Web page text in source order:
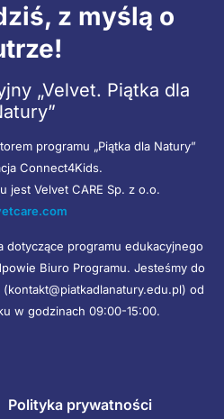
z myślą o
„Velvet. Piątka dla
programu „Piątka dla Natury”
Connect4Kids.
jest Velvet CARE Sp. z o.o.
dotyczące programu edukacyjnego
Biuro Programu. Jesteśmy do
od
w godzinach 09:00-15:00.
Polityka prywatności